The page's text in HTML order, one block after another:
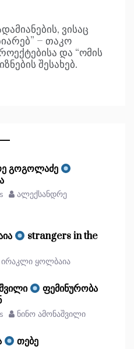
ვისაც
– თაკო
და “ომის
შესახებ.
გოგოლაძე
ალექსანდრე
strangers in the
ირაკლი ყოლბაია
ფემინურობა
ნინო ამონაშვილი
თებე